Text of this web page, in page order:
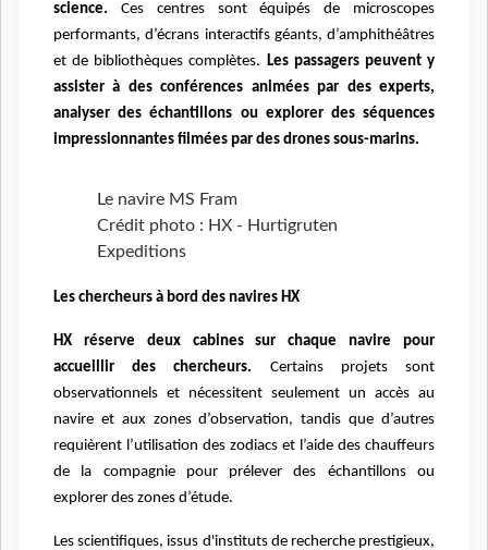
science. Ces centres sont équipés de microscopes
performants, d’écrans interactifs géants, d’amphithéâtres
et de bibliothèques complètes. Les passagers peuvent y
assister à des conférences animées par des experts,
analyser des échantillons ou explorer des séquences
impressionnantes filmées par des drones sous-marins.
Le navire MS Fram
Crédit photo : HX - Hurtigruten
Expeditions
Les chercheurs à bord des navires HX
HX réserve deux cabines sur chaque navire pour
accueillir des chercheurs. Certains projets sont
observationnels et nécessitent seulement un accès au
navire et aux zones d’observation, tandis que d’autres
requièrent l’utilisation des zodiacs et l’aide des chauffeurs
de la compagnie pour prélever des échantillons ou
explorer des zones d’étude.
Les scientifiques, issus d'instituts de recherche prestigieux,